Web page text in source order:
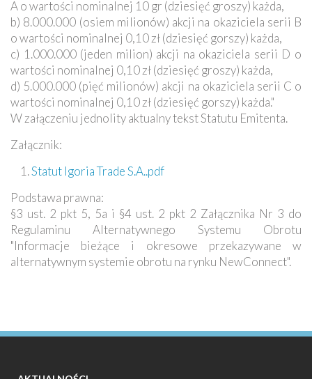
A o wartości nominalnej 10 gr (dziesięć groszy) każda,
b) 8.000.000 (osiem milionów) akcji na okaziciela serii B
o wartości nominalnej 0,10 zł (dziesięć gorszy) każda,
c) 1.000.000 (jeden milion) akcji na okaziciela serii D o
wartości nominalnej 0,10 zł (dziesięć groszy) każda,
d) 5.000.000 (pięć milionów) akcji na okaziciela serii C o
wartości nominalnej 0,10 zł (dziesięć gorszy) każda."
W załączeniu jednolity aktualny tekst Statutu Emitenta.
Załącznik:
Statut Igoria Trade S.A..pdf
Podstawa prawna:
§3 ust. 2 pkt 5, 5a i §4 ust. 2 pkt 2 Załącznika Nr 3 do
Regulaminu Alternatywnego Systemu Obrotu
"Informacje bieżące i okresowe przekazywane w
alternatywnym systemie obrotu na rynku NewConnect".